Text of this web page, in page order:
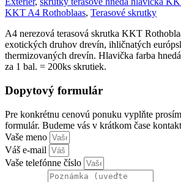
KKT A4 Rothoblaas, Terasové skrutky
A4 nerezová terasová skrutka KKT
exotických druhov drevín, ihličnatých
thermizovaných drevín. Hlavička farba
za 1 bal. = 200ks skrutiek.
Dopytový formulár
Pre konkrétnu cenovú ponuku vyplňte
formulár. Budeme vás v krátkom čase
Vaše meno
Váš e-mail
Vaše telefónne číslo